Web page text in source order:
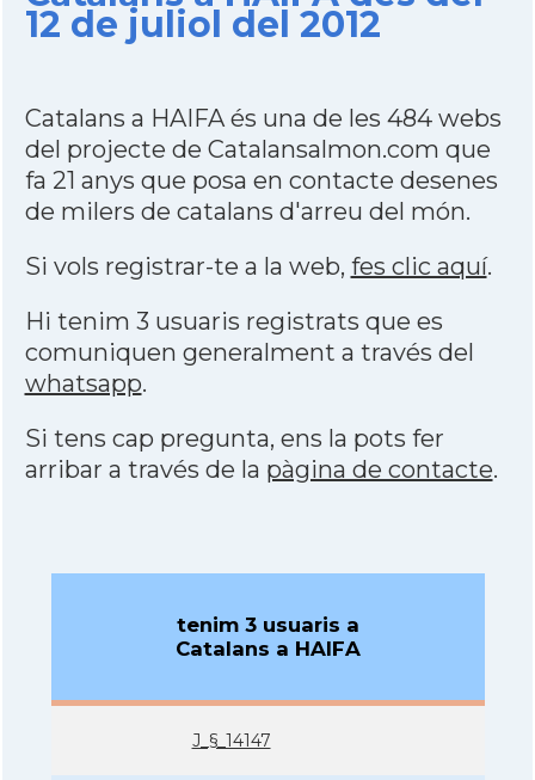
12 de juliol del 2012
Catalans a HAIFA és una de les 484 webs
del projecte de Catalansalmon.com que
fa 21 anys que posa en contacte desenes
de milers de catalans d'arreu del món.
Si vols registrar-te a la web, fes clic aquí.
Hi tenim 3 usuaris registrats que es
comuniquen generalment a través del
whatsapp.
Si tens cap pregunta, ens la pots fer
arribar a través de la pàgina de contacte.
tenim 3 usuaris a
Catalans a HAIFA
J_§_14147